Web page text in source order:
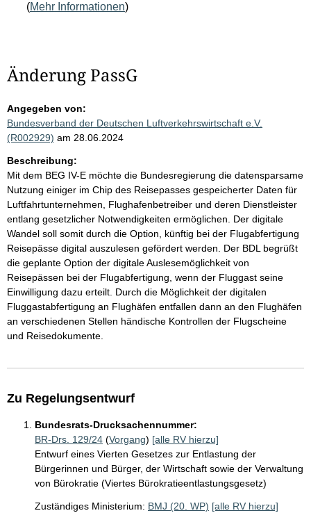
(Mehr Informationen)
Änderung PassG
Angegeben von:
Bundesverband der Deutschen Luftverkehrswirtschaft e.V.
(R002929) am 28.06.2024
Beschreibung:
Mit dem BEG IV-E möchte die Bundesregierung die datensparsame
Nutzung einiger im Chip des Reisepasses gespeicherter Daten für
Luftfahrtunternehmen, Flughafenbetreiber und deren Dienstleister
entlang gesetzlicher Notwendigkeiten ermöglichen. Der digitale
Wandel soll somit durch die Option, künftig bei der Flugabfertigung
Reisepässe digital auszulesen gefördert werden. Der BDL begrüßt
die geplante Option der digitale Auslesemöglichkeit von
Reisepässen bei der Flugabfertigung, wenn der Fluggast seine
Einwilligung dazu erteilt. Durch die Möglichkeit der digitalen
Fluggastabfertigung an Flughäfen entfallen dann an den Flughäfen
an verschiedenen Stellen händische Kontrollen der Flugscheine
und Reisedokumente.
Zu Regelungsentwurf
Bundesrats-Drucksachennummer:
BR-Drs. 129/24 (Vorgang) [alle RV hierzu]
Entwurf eines Vierten Gesetzes zur Entlastung der
Bürgerinnen und Bürger, der Wirtschaft sowie der Verwaltung
von Bürokratie (Viertes Bürokratieentlastungsgesetz)
Zuständiges Ministerium: BMJ (20. WP) [alle RV hierzu]